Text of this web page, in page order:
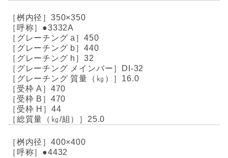
350×350
●3332A
450
440
32
DI-32
16.0
470
470
44
25.0
400×400
●4432